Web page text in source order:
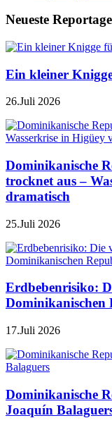
Neueste
Ein kleiner
26.Juli 2026
Dominikanische
trocknet aus –
dramatisch
25.Juli 2026
Erdbebenrisiko:
Dominikanischen
17.Juli 2026
Dominikanische
Joaquín